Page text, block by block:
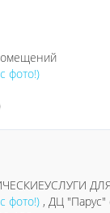
фото!)
фото!) , ДЦ "Парус"